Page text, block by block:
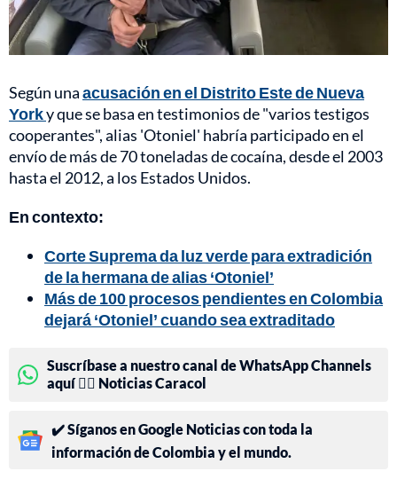
Según unaacusación en el Distrito Este de Nueva
Yorky que se basa en testimonios de "varios testigos
cooperantes", alias 'Otoniel' habría participado en el
envío de más de 70 toneladas de cocaína, desde el 2003
hasta el 2012, a los Estados Unidos.
En contexto:
Corte Suprema da luz verde para extradición
de la hermana de alias ‘Otoniel’
Más de 100 procesos pendientes en Colombia
dejará ‘Otoniel’ cuando sea extraditado
Suscríbase a nuestro canal de WhatsApp Channels
aquí 👉🏻 Noticias Caracol
✔️ Síganos en Google Noticias con toda la
información de Colombia y el mundo.